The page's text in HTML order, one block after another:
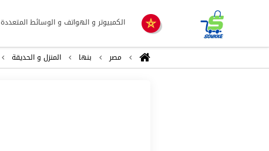
الكمبيوتر و الهواتف و الوسائط المتعددة
مصر بنها المنزل و الحديقة